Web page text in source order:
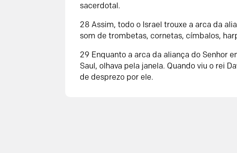
sacerdotal.
28 Assim, todo o Israel trouxe a arca da
som de trombetas, cornetas, címbalos,
29 Enquanto a arca da aliança do Senhor
Saul, olhava pela janela. Quando viu o rei
de desprezo por ele.